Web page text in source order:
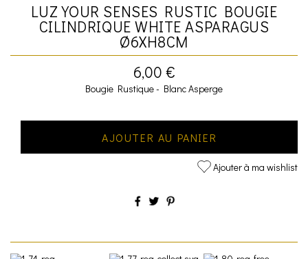
LUZ YOUR SENSES RUSTIC BOUGIE
CILINDRIQUE WHITE ASPARAGUS
Ø6XH8CM
6,00 €
Bougie Rustique - Blanc Asperge
AJOUTER AU PANIER
Ajouter à ma wishlist